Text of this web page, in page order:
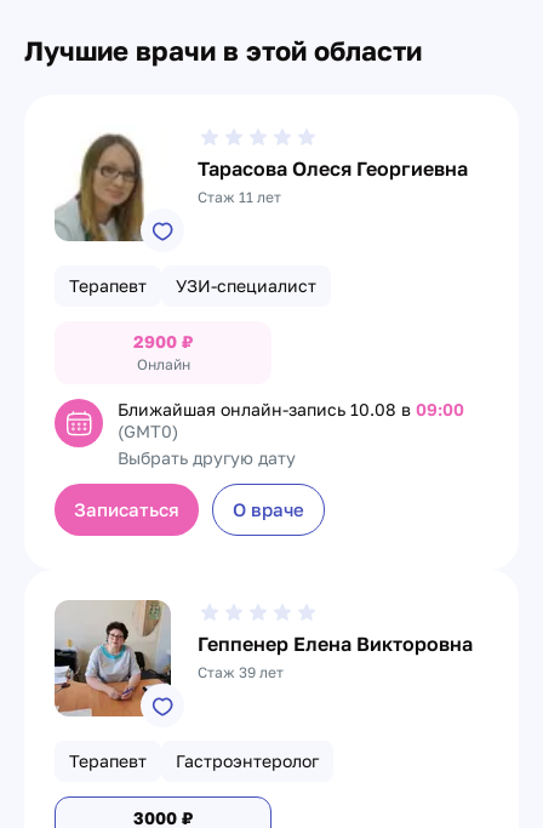
Лучшие врачи в этой области
Тарасова Олеся Георгиевна
Стаж 11 лет
Терапевт УЗИ-специалист
2900 ₽
Онлайн
Ближайшая онлайн-запись 10.08 в 09:00
(GMT0)
Выбрать другую дату
Записаться О враче
Геппенер Елена Викторовна
Стаж 39 лет
Терапевт Гастроэнтеролог
3000 ₽